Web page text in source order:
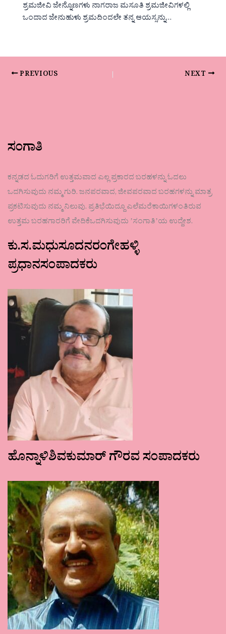
ಶ್ರಮಜೀವಿ ಜೇನ್ನೊಣಗಳು ನಾಗರಾಜ ಮಸೂತಿ ಶ್ರಮಜೀವಿಗಳಲ್ಲಿ
ಒಂದಾದ ಜೇನುಹುಳು ಶ್ರಮದಿಂದಲೇ ತನ್ನ ಆಯಸ್ಸನ್ನು…
PREVIOUS NEXT
ಸಂಗಾತಿ
ಕನ್ನಡದ ಓದುಗರಿಗೆ ಉತ್ತಮವಾದ ಎಲ್ಲ ಪ್ರಕಾರದ ಬರಹಳನ್ನು ಓದಲು
ಒದಗಿಸುವುದು ನಮ್ಮ ಗುರಿ. ಜನಪರವಾದ, ಜೀವಪರವಾದ ಬರಹಗಳನ್ನು ಮಾತ್ರ
ಪ್ರಕಟಿಸುವುದು ನಮ್ಮ ನಿಲುವು. ಪ್ರತಿಭೆಯಿದ್ದೂ ಎಲೆಮರೆಕಾಯಿಗಳಂತಿರುವ
ಉತ್ತಮ ಬರಹಗಾರರಿಗೆ ವೇದಿಕೆಒದಗಿಸುವುದು ʼಸಂಗಾತಿʼಯ ಉದ್ದೇಶ.
ಕು.ಸ.ಮಧುಸೂದನರಂಗೇಹಳ್ಳಿ
ಪ್ರಧಾನಸಂಪಾದಕರು
ಹೊನ್ನಾಳಿಶಿವಕುಮಾರ್ ಗೌರವ ಸಂಪಾದಕರು